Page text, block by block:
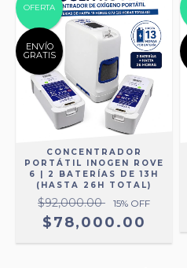
OFERTA
ENVÍO
GRATIS
CONCENTRADOR
PORTÁTIL INOGEN ROVE
6 | 2 BATERÍAS DE 13H
(HASTA 26H TOTAL)
$92,000.00 15% OFF
$78,000.00